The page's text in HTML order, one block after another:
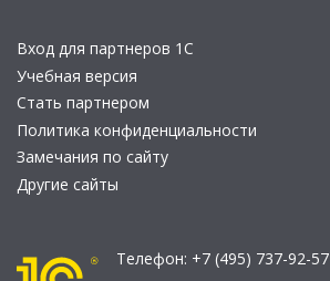
Вход для партнеров 1С
Учебная версия
Стать партнером
Политика конфиденциальности
Замечания по сайту
Другие сайты
Телефон: +7 (495) 737-92-57